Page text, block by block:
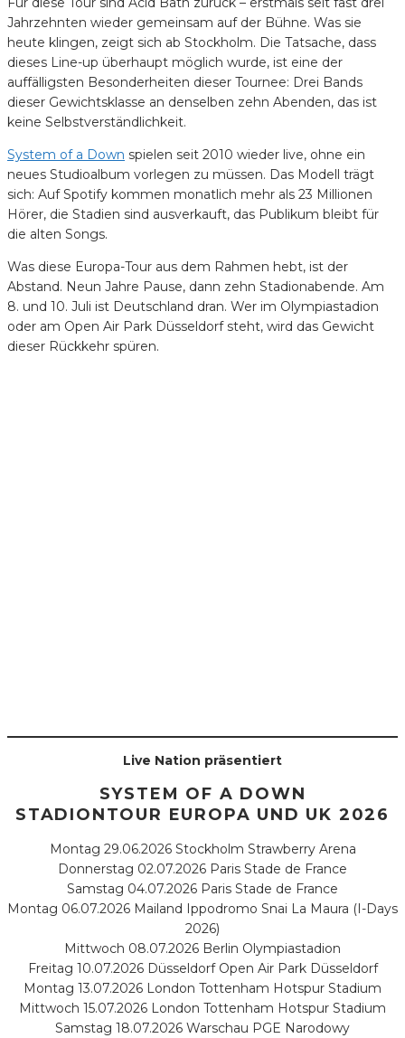
Jahrzehnten wieder gemeinsam auf der Bühne. Was sie
heute klingen, zeigt sich ab Stockholm. Die Tatsache, dass
dieses Line-up überhaupt möglich wurde, ist eine der
auffälligsten Besonderheiten dieser Tournee: Drei Bands
dieser Gewichtsklasse an denselben zehn Abenden, das ist
keine Selbstverständlichkeit.
System of a Down spielen seit 2010 wieder live, ohne ein
neues Studioalbum vorlegen zu müssen. Das Modell trägt
sich: Auf Spotify kommen monatlich mehr als 23 Millionen
Hörer, die Stadien sind ausverkauft, das Publikum bleibt für
die alten Songs.
Was diese Europa-Tour aus dem Rahmen hebt, ist der
Abstand. Neun Jahre Pause, dann zehn Stadionabende. Am
8. und 10. Juli ist Deutschland dran. Wer im Olympiastadion
oder am Open Air Park Düsseldorf steht, wird das Gewicht
dieser Rückkehr spüren.
Live Nation präsentiert
SYSTEM OF A DOWN
STADIONTOUR EUROPA UND UK 2026
Montag 29.06.2026 Stockholm Strawberry Arena
Donnerstag 02.07.2026 Paris Stade de France
Samstag 04.07.2026 Paris Stade de France
Montag 06.07.2026 Mailand Ippodromo Snai La Maura (I-Days
2026)
Mittwoch 08.07.2026 Berlin Olympiastadion
Freitag 10.07.2026 Düsseldorf Open Air Park Düsseldorf
Montag 13.07.2026 London Tottenham Hotspur Stadium
Mittwoch 15.07.2026 London Tottenham Hotspur Stadium
Samstag 18.07.2026 Warschau PGE Narodowy